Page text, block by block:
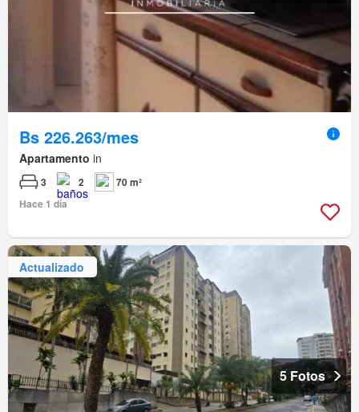
Bs 226.263/mes
Apartamento in
3 2
70 m²
Hace 1 día
Actualizado
5 Fotos